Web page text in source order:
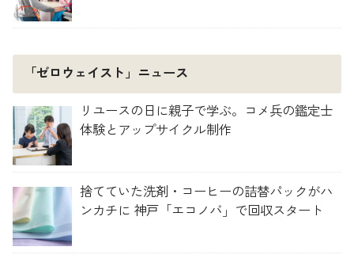
「ゼロウェイスト」ニュース
リユースの日に親子で学ぶ。コメ兵の鑑定士
体験とアップサイクル制作
捨てていた洗剤・コーヒーの詰替パックがハ
ンカチに 神戸「エコノバ」で回収スタート